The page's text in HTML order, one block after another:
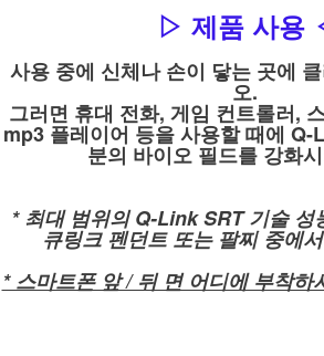
▷ 제품 사용
사용 중에 신체나 손이 닿는 곳에
오.
그러면 휴대 전화, 게임 컨트롤러,
mp3 플레이어 등을 사용할 때에
분의 바이오 필드를 강화
* 최대 범위의 Q-Link SRT 기술 성
큐링크 펜던트 또는 팔찌 중에
* 스마트폰 앞 / 뒤 면 어디에 부착하